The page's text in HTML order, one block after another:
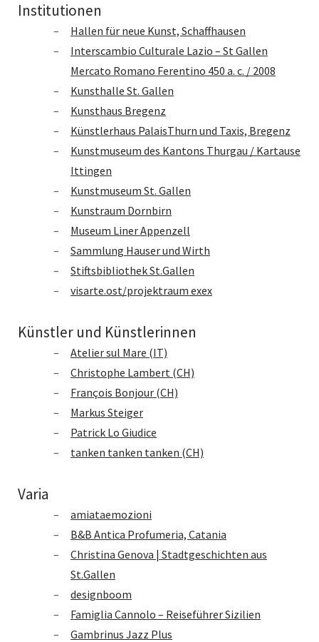
Institutionen
Hallen für neue Kunst, Schaffhausen
Interscambio Culturale Lazio – St Gallen
Mercato Romano Ferentino 450 a. c. / 2008
Kunsthalle St. Gallen
Kunsthaus Bregenz
Künstlerhaus PalaisThurn und Taxis, Bregenz
Kunstmuseum des Kantons Thurgau / Kartause
Ittingen
Kunstmuseum St. Gallen
Kunstraum Dornbirn
Museum Liner Appenzell
Sammlung Hauser und Wirth
Stiftsbibliothek St.Gallen
visarte.ost/projektraum exex
Künstler und Künstlerinnen
Atelier sul Mare (IT)
Christophe Lambert (CH)
François Bonjour (CH)
Markus Steiger
Patrick Lo Giudice
tanken tanken tanken (CH)
Varia
amiataemozioni
B&B Antica Profumeria, Catania
Christina Genova | Stadtgeschichten aus
St.Gallen
designboom
Famiglia Cannolo – Reiseführer Sizilien
Gambrinus Jazz Plus